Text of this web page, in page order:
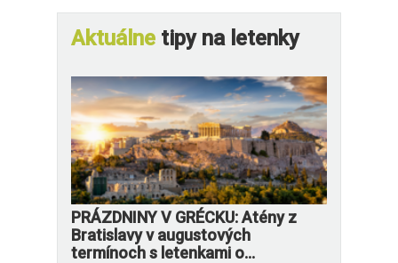
Aktuálne tipy na letenky
PRÁZDNINY V GRÉCKU: Atény z
Bratislavy v augustových
termínoch s letenkami o...